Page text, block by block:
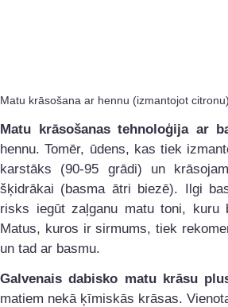
Matu krāsošana ar hennu (izmantojot citronu).
Matu krāsošanas tehnoloģija ar
hennu. Tomēr, ūdens, kas tiek
karstāks (90-95 grādi) un
šķidrākai (basma ātri biezē). Ilgi
risks iegūt zaļganu matu toni, kuru
Matus, kuros ir sirmums, tiek
un tad ar basmu.
Galvenais dabisko matu krāsu
matiem nekā ķīmiskās krāsas.